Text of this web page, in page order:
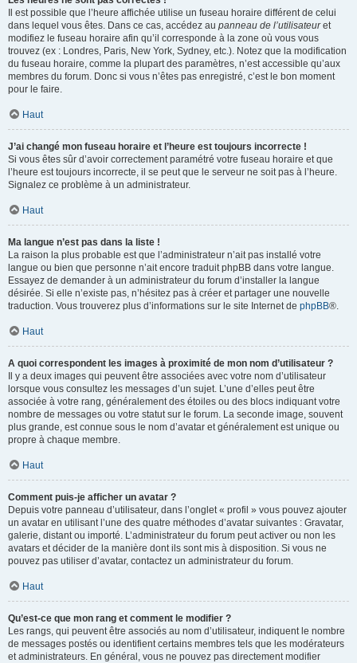
Il est possible que l’heure affichée utilise un fuseau horaire différent de celui
dans lequel vous êtes. Dans ce cas, accédez au panneau de l’utilisateuret
modifiez le fuseau horaire afin qu’il corresponde à la zone où vous vous
trouvez (ex : Londres, Paris, New York, Sydney, etc.). Notez que la modification
du fuseau horaire, comme la plupart des paramètres, n’est accessible qu’aux
membres du forum. Donc si vous n’êtes pas enregistré, c’est le bon moment
pour le faire.
Haut
J’ai changé mon fuseau horaire et l’heure est toujours incorrecte !
Si vous êtes sûr d’avoir correctement paramétré votre fuseau horaire et que
l’heure est toujours incorrecte, il se peut que le serveur ne soit pas à l’heure.
Signalez ce problème à un administrateur.
Haut
Ma langue n’est pas dans la liste !
La raison la plus probable est que l’administrateur n’ait pas installé votre
langue ou bien que personne n’ait encore traduit phpBB dans votre langue.
Essayez de demander à un administrateur du forum d’installer la langue
désirée. Si elle n’existe pas, n’hésitez pas à créer et partager une nouvelle
traduction. Vous trouverez plus d’informations sur le site Internet de phpBB®.
Haut
A quoi correspondent les images à proximité de mon nom d’utilisateur ?
Il y a deux images qui peuvent être associées avec votre nom d’utilisateur
lorsque vous consultez les messages d’un sujet. L’une d’elles peut être
associée à votre rang, généralement des étoiles ou des blocs indiquant votre
nombre de messages ou votre statut sur le forum. La seconde image, souvent
plus grande, est connue sous le nom d’avatar et généralement est unique ou
propre à chaque membre.
Haut
Comment puis-je afficher un avatar ?
Depuis votre panneau d’utilisateur, dans l’onglet « profil » vous pouvez ajouter
un avatar en utilisant l’une des quatre méthodes d’avatar suivantes : Gravatar,
galerie, distant ou importé. L’administrateur du forum peut activer ou non les
avatars et décider de la manière dont ils sont mis à disposition. Si vous ne
pouvez pas utiliser d’avatar, contactez un administrateur du forum.
Haut
Qu’est-ce que mon rang et comment le modifier ?
Les rangs, qui peuvent être associés au nom d’utilisateur, indiquent le nombre
de messages postés ou identifient certains membres tels que les modérateurs
et administrateurs. En général, vous ne pouvez pas directement modifier